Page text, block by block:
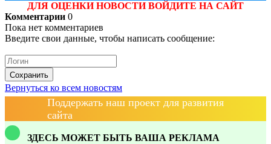
ДЛЯ ОЦЕНКИ НОВОСТИ ВОЙДИТЕ НА САЙТ
Комментарии 0
Пока нет комментариев
Введите свои данные, чтобы написать сообщение:
Сохранить
Вернуться ко всем новостям
Поддержать наш проект для развития
сайта
ЗДЕСЬ МОЖЕТ БЫТЬ ВАША РЕКЛАМА